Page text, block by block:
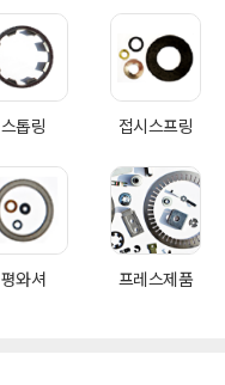
스톱링 접시스프링
평와셔 프레스제품